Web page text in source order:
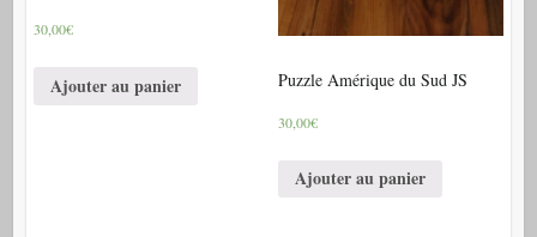
30,00€
Ajouter au panier Puzzle Amérique du Sud JS
30,00€
Ajouter au panier